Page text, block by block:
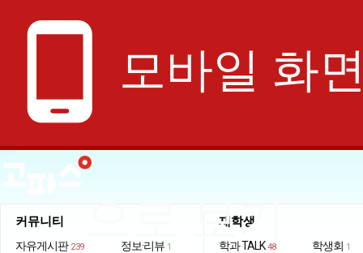
phone_android 모바일 화
으로 보기
커뮤니티
자유게시판 239 정보·리뷰 1
재학생
학과 TALK 48 학생회 1